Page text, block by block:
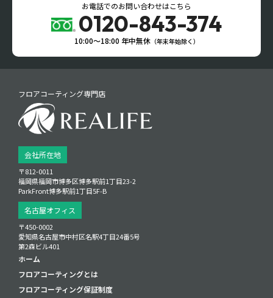
お電話でのお問い合わせはこちら
0120-843-374
10:00〜18:00 年中無休（年末年始除く）
フロアコーティング専門店
会社所在地
〒812-0011
福岡県福岡市博多区博多駅前1丁目23‑2
ParkFront博多駅前1丁目5F‑B
名古屋オフィス
〒450-0002
愛知県名古屋市中村区名駅4丁目24番5号
第2森ビル401
ホーム
フロアコーティングとは
フロアコーティング保証制度